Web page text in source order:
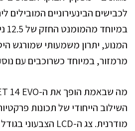
לכבישים הבינעירוניים המובילים
המנוע, יתרון משמעותי שמורגש
מרמזור, במיוחד כשרוכבים עם
השילוב הייחודי של תכונות